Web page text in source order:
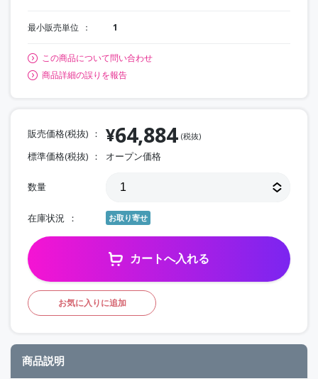
最小販売単位 1
この商品について問い合わせ
商品詳細の誤りを報告
販売価格(税抜) ¥64,884 (税抜)
標準価格(税抜) オープン価格
数量
在庫状況 お取り寄せ
カートへ入れる
お気に入りに追加
商品説明